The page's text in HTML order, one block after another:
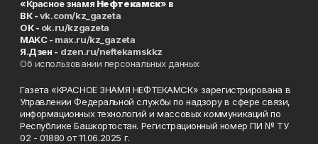
«Красное знамя Нефтекамск» в
ВК -vk.com/kz_gazeta
ОК - ok.ru/kzgazeta
MAKC - max.ru/kz_gazeta
Я.Дзен - dzen.ru/neftekamskkz
Об использовании персональных данных
Газета «КРАСНОЕ ЗНАМЯ НЕФТЕКАМСК» зарегистрирована в
Управлении Федеральной службы по надзору в сфере связи,
информационных технологий и массовых коммуникаций по
Республике Башкортостан. Регистрационный номер ПИ № ТУ
02 - 01880 от 11.06.2025 г.